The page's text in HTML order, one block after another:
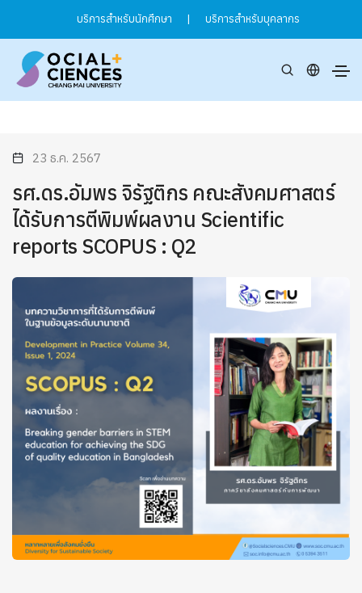
บริการสำหรับนักศึกษา | บริการสำหรับบุคลากร
23 ธ.ค. 2567
รศ.ดร.อัมพร จิรัฐติกร คณะสังคมศาสตร์
ได้รับการตีพิมพ์ผลงาน Scientific
reports SCOPUS : Q2